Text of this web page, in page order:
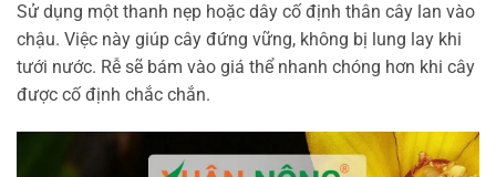
Sử dụng một thanh nẹp hoặc dây cố định thân cây lan vào
chậu. Việc này giúp cây đứng vững, không bị lung lay khi
tưới nước. Rễ sẽ bám vào giá thể nhanh chóng hơn khi cây
được cố định chắc chắn.